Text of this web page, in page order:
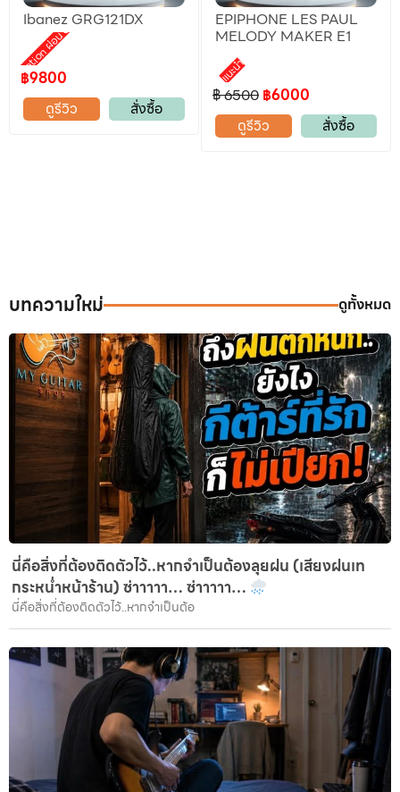
Ibanez GRG121DX
Promotion ผ่อน 0%
฿9800
ดูรีวิว
สั่งซื้อ
EPIPHONE LES PAUL
MELODY MAKER E1
แนะนำ
฿ 6500 ฿6000
ดูรีวิว
สั่งซื้อ
บทความใหม่ ดูทั้งหมด
นี่คือสิ่งที่ต้องติดตัวไว้..หากจำเป็นต้องลุยฝน (เสียงฝนเท
กระหน่ำหน้าร้าน) ซ่าาาาา… ซ่าาาาา…
นี่คือสิ่งที่ต้องติดตัวไว้..หากจำเป็นต้อ